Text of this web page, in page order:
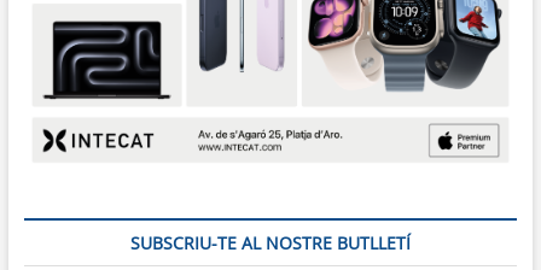
SUBSCRIU-TE AL NOSTRE BUTLLETÍ